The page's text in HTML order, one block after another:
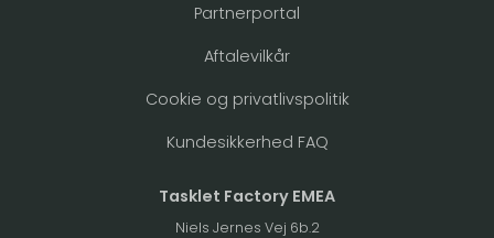
Partnerportal
Aftalevilkår
Cookie og privatlivspolitik
Kundesikkerhed FAQ
Tasklet Factory EMEA
Niels Jernes Vej 6b.2